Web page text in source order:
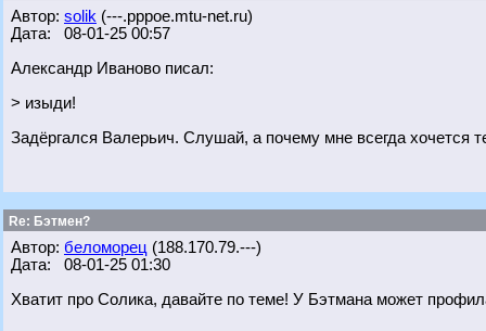
Автор: solik (---.pppoe.mtu-net.ru)
Дата: 08-01-25 00:57
Александр Иваново писал:
> изыди!
Задёргался Валерьич. Слушай, а почему мне всегда хочется
Re: Бэтмен?
Автор: беломорец (188.170.79.---)
Дата: 08-01-25 01:30
Хватит про Солика, давайте по теме! У Бэтмана может